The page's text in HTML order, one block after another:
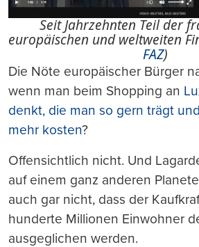
Seit Jahrzehnten Teil der
europäischen und weltweiten
FAZ)
Die Nöte europäischer Bürger
wenn man beim Shopping an
denkt, die man so gern trägt
mehr kosten?
Offensichtlich nicht. Und
auf einem ganz anderen
auch gar nicht, dass der
hunderte Millionen Einwohner
ausgeglichen werden.